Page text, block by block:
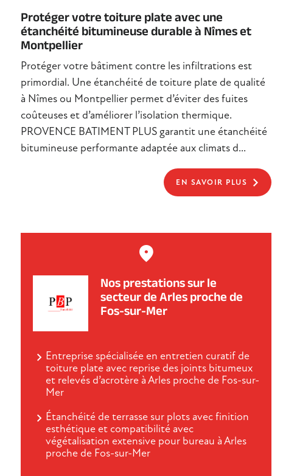
Protéger votre toiture plate avec une
étanchéité bitumineuse durable à Nîmes et
Montpellier
Protéger votre bâtiment contre les infiltrations est
primordial. Une étanchéité de toiture plate de qualité
à Nîmes ou Montpellier permet d’éviter des fuites
coûteuses et d’améliorer l’isolation thermique.
PROVENCE BATIMENT PLUS garantit une étanchéité
bitumineuse performante adaptée aux climats d...
EN SAVOIR PLUS
Nos prestations sur le
secteur de Arles proche de
Fos-sur-Mer
Entreprise spécialisée en entretien curatif de
toiture plate avec reprise des joints bitumeux
et relevés d’acrotère à Arles proche de Fos-sur-
Mer
Étanchéité de terrasse sur plots avec finition
esthétique et compatibilité avec
végétalisation extensive pour bureau à Arles
proche de Fos-sur-Mer